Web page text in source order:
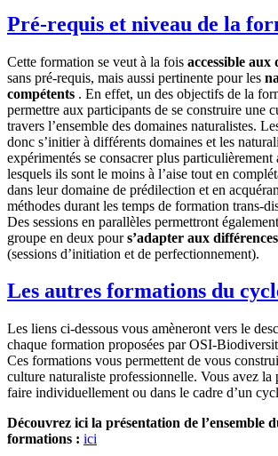
Pré-requis et niveau de la
Cette formation se veut à la fois accessible aux
sans pré-requis, mais aussi pertinente pour les
compétents . En effet, un des objectifs de la
permettre aux participants de se construire une
travers l’ensemble des domaines naturalistes.
donc s’initier à différents domaines et les
expérimentés se consacrer plus particulièrement
lesquels ils sont le moins à l’aise tout en
dans leur domaine de prédilection et en
méthodes durant les temps de formation trans-
Des sessions en parallèles permettront
groupe en deux pours’adapter aux
(sessions d’initiation et de perfectionnement).
Les autres formations du
Les liens ci-dessous vous amèneront vers le
chaque formation proposées par OSI-
Ces formations vous permettent de vous
culture naturaliste professionnelle. Vous avez la
faire individuellement ou dans le cadre d’un
Découvrez ici la présentation de l’ensemble
formations : ici